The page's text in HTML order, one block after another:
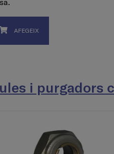
AFEGEIX
i purgadors